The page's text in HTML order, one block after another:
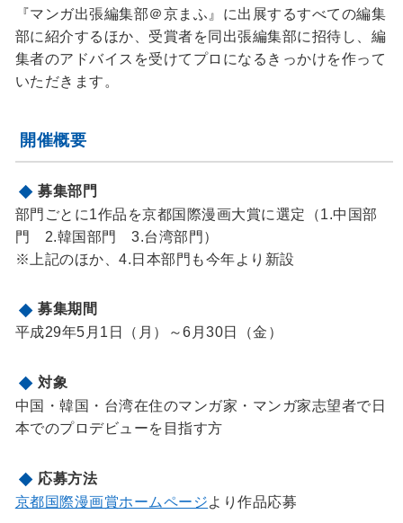
『マンガ出張編集部＠京まふ』に出展するすべての編集
部に紹介するほか、受賞者を同出張編集部に招待し、編
集者のアドバイスを受けてプロになるきっかけを作って
いただきます。
開催概要
募集部門
部門ごとに1作品を京都国際漫画大賞に選定（1.中国部
門 2.韓国部門 3.台湾部門）
※上記のほか、4.日本部門も今年より新設
募集期間
平成29年5月1日（月）～6月30日（金）
対象
中国・韓国・台湾在住のマンガ家・マンガ家志望者で日
本でのプロデビューを目指す方
応募方法
京都国際漫画賞ホームページより作品応募